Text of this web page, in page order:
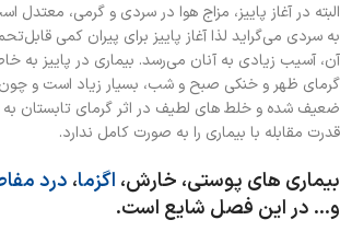
البته در آغاز پاییز، مزاج هوا در سردی و گرمی، معتدل
به سردی می‌گراید لذا آغاز پاییز برای پیران کمی
آن، آسیب زیادی به آنان می‌رسد. بیماری در پاییز به
گرمای ظهر و خنکی صبح و شب، بسیار زیاد است و
ضعیف شده و خلطهای لطیف در اثر گرمای تابستان
قدرت مقابله با بیماری را به‌ صورت کامل ندارد.
بیماری های پوستی، خارش، اگزما، درد
و… در این فصل شایع است.